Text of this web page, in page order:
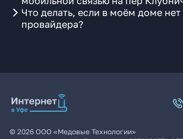
Что делать, если в моём доме
провайдера?
© 2026 ООО «Медовые Технологии»